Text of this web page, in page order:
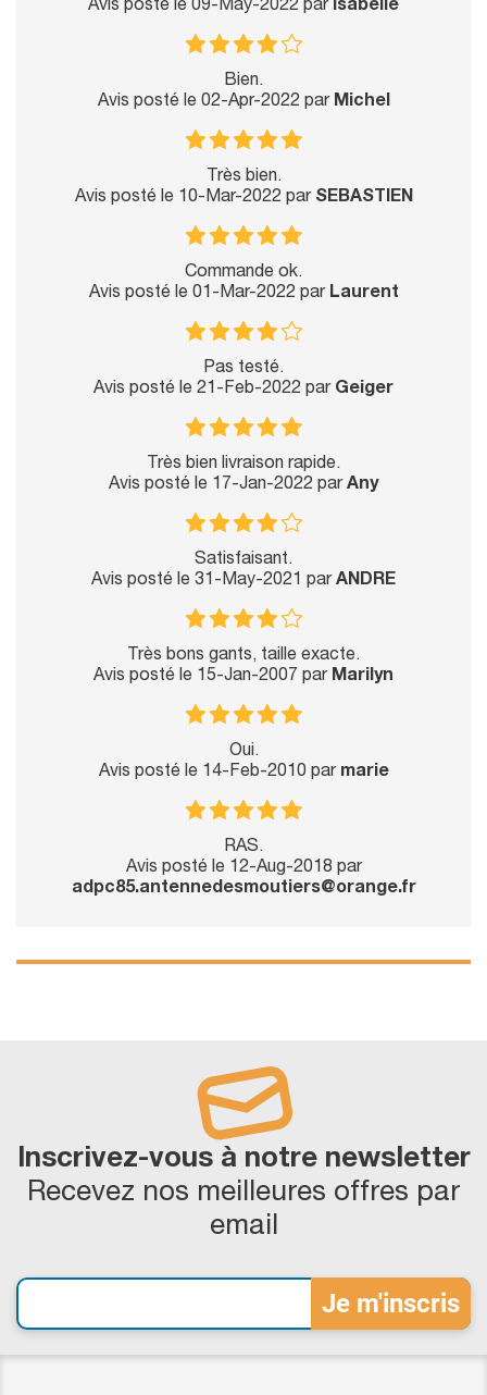
Avis posté le 09-May-2022 par Isabelle
Bien.
Avis posté le 02-Apr-2022 par Michel
Très bien.
Avis posté le 10-Mar-2022 par SEBASTIEN
Commande ok.
Avis posté le 01-Mar-2022 par Laurent
Pas testé.
Avis posté le 21-Feb-2022 par Geiger
Très bien livraison rapide.
Avis posté le 17-Jan-2022 parAny
Satisfaisant.
Avis posté le 31-May-2021 parANDRE
Très bons gants, taille exacte.
Avis posté le 15-Jan-2007 par Marilyn
Oui.
Avis posté le 14-Feb-2010 par marie
RAS.
Avis posté le 12-Aug-2018 par
adpc85.antennedesmoutiers@orange.fr
Inscrivez-vous à notre newsletter
Recevez nos meilleures offres par
email